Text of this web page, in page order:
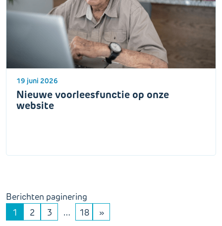
19 juni 2026
Nieuwe voorleesfunctie op onze
website
Berichten paginering
1
2 3 … 18 »